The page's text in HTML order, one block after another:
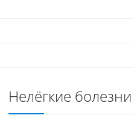
Нелёгкие болезни